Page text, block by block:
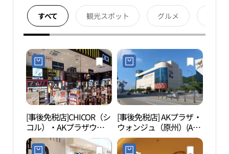
すべて 観光スポット グルメ
[事後免税店]CHICOR（シ
コル）・AKプラザウォ
ンジュ（原州）店(시코
르 AK플라자 원주점)
[事後免税店] AKプラザ・
ウォンジュ（原州）(AK
플라자 원주)